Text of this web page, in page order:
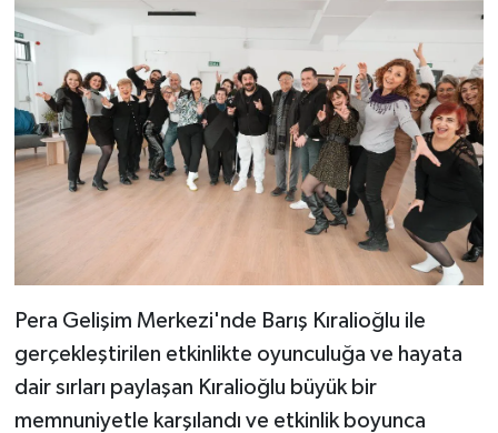
Pera Gelişim Merkezi'nde Barış Kıralioğlu ile
gerçekleştirilen etkinlikte oyunculuğa ve hayata
dair sırları paylaşan Kıralioğlu büyük bir
memnuniyetle karşılandı ve etkinlik boyunca